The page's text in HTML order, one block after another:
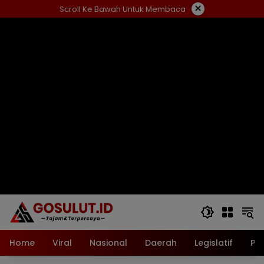
ke
Scroll Ke Bawah Untuk Membaca ×
Home Viral Nasional Daerah Legislatif